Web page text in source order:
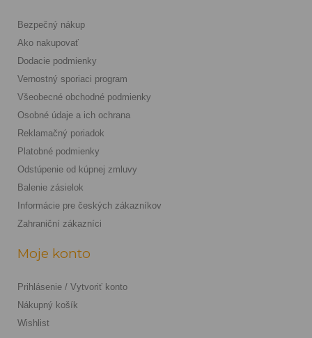
Bezpečný nákup
Ako nakupovať
Dodacie podmienky
Vernostný sporiaci program
Všeobecné obchodné podmienky
Osobné údaje a ich ochrana
Reklamačný poriadok
Platobné podmienky
Odstúpenie od kúpnej zmluvy
Balenie zásielok
Informácie pre českých zákazníkov
Zahraniční zákazníci
Moje konto
Prihlásenie / Vytvoriť konto
Nákupný košík
Wishlist